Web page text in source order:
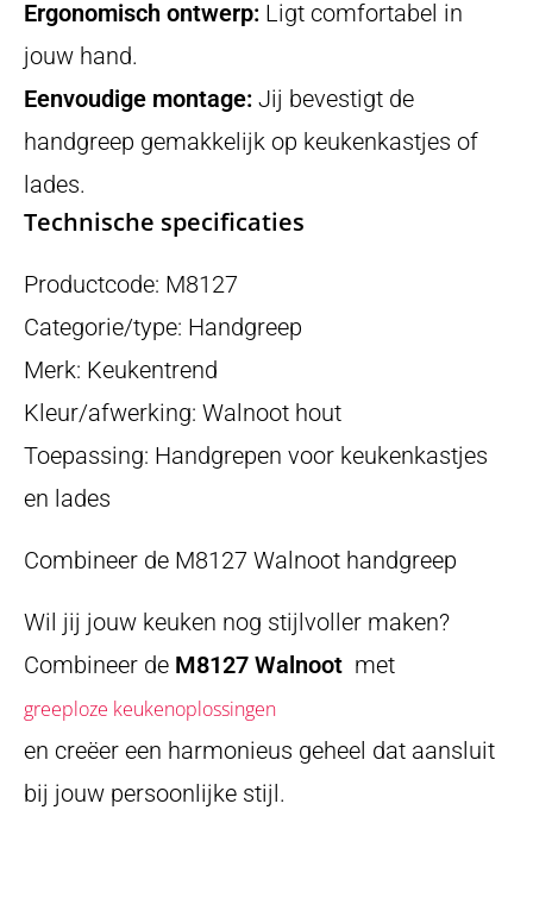
Ergonomisch ontwerp: Ligt comfortabel in
jouw hand.
Eenvoudige montage: Jij bevestigt de
handgreep gemakkelijk op keukenkastjes of
lades.
Technische specificaties
Productcode: M8127
Categorie/type: Handgreep
Merk: Keukentrend
Kleur/afwerking: Walnoot hout
Toepassing: Handgrepen voor keukenkastjes
en lades
Combineer de M8127 Walnoot handgreep
Wil jij jouw keuken nog stijlvoller maken?
Combineer de M8127 Walnoot met
greeploze keukenoplossingen
en creëer een harmonieus geheel dat aansluit
bij jouw persoonlijke stijl.